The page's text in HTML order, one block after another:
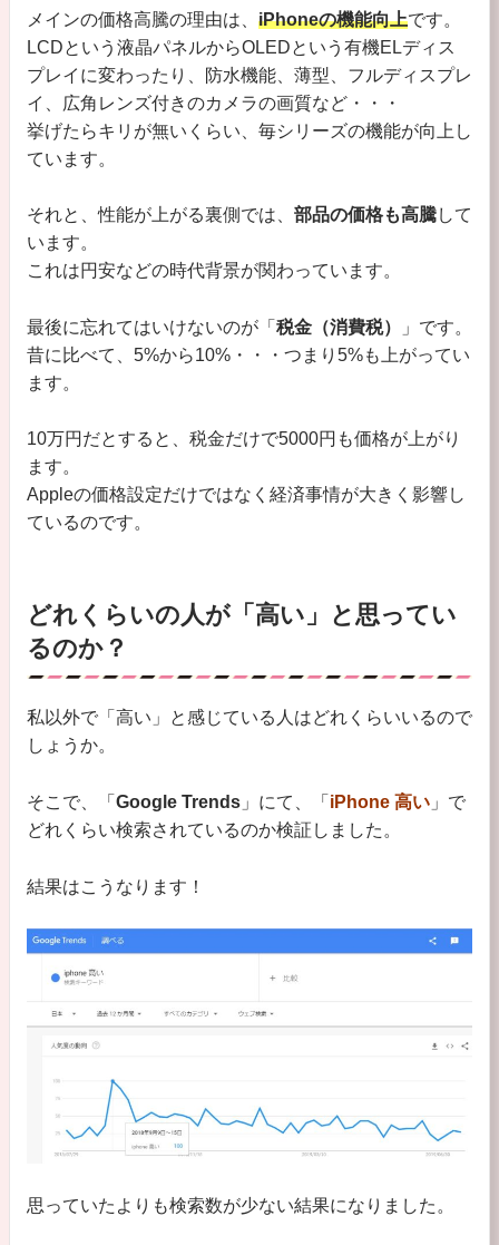
メインの価格高騰の理由は、 iPhoneの機能向上です。
LCDという液晶パネルからOLEDという有機ELディス
プレイに変わったり、防水機能、薄型、フルディスプレ
イ、広角レンズ付きのカメラの画質など・・・
挙げたらキリが無いくらい、毎シリーズの機能が向上し
ています。
それと、性能が上がる裏側では、 部品の価格も高騰して
います。
これは円安などの時代背景が関わっています。
最後に忘れてはいけないのが「 税金（消費税）
」です。
昔に比べて、5%から10%・・・つまり5%も上がってい
ます。
10万円だとすると、税金だけで5000円も価格が上がり
ます。
Appleの価格設定だけではなく経済事情が大きく影響し
ているのです。
どれくらいの人が「高い」と思ってい
るのか？
私以外で「高い」と感じている人はどれくらいいるので
しょうか。
そこで、「 Google Trends 」にて、「 iPhone 高い 」で
どれくらい検索されているのか検証しました。
結果はこうなります！
思っていたよりも検索数が少ない結果になりました。